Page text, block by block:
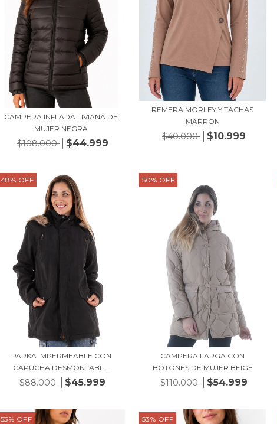
CAMPERA INFLADA LIVIANA DE
MUJER NEGRA
$108.000 $44.999
REMERA MORLEY Y TACHAS
MARRON
$40.000 $10.999
48% OFF
PARKA IMPERMEABLE CON
CAPUCHA DESMONTABL...
$88.000 $45.999
50% OFF
CAMPERA LARGA CON
BOTONES DE MUJER BEIGE
$110.000 $54.999
53% OFF 53% OFF